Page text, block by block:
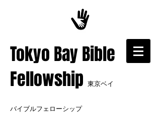
​Tokyo Bay Bible
Fellowship 東京ベイ
バイブルフェローシップ